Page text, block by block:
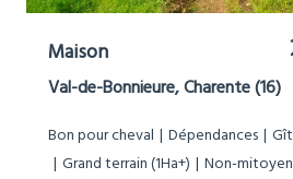
Maison
Val-de-Bonnieure, Charente (16)
Bon pour cheval Dépendances
Grand terrain (1Ha+)
Non-